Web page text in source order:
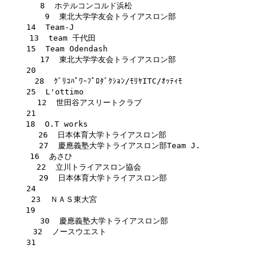
8  ホテルコンコルド浜松
9  東北大学学友会トライアスロン部
12  0:22:12         14  Team-J
17  0:21:42         13  team 千代田
13  0:22:33         15  Team Odendash
17  東北大学学友会トライアスロン部
15  0:23:16         20
28  ｸﾞﾘｺﾊﾟﾜｰﾌﾟﾛﾀﾞｸｼｮﾝ/ﾓﾘﾔITC/ｵｯﾃｨﾓ
18  0:24:31         25  L'ottimo
12  世田谷アスリートクラブ
22  0:23:27         21
24  0:23:02         18  O.T works
26  日本体育大学トライアスロン部
27  慶應義塾大学トライアスロン部Team J.
28  0:22:45         16  あさひ
22  立川トライアスロン協会
29  日本体育大学トライアスロン部
27  0:24:20         24
30  0:24:07         23  ＮＡＳ東大宮
31  0:23:09         19
30  慶應義塾大学トライアスロン部
0:33:05         32  ノースウエスト
32  0:32:53         31
一      22